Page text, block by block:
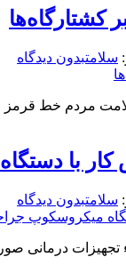
کشتارگاه‌ها
سلامتبدون دیدگاه
مردم خط قرمز
با
سلامتبدون دیدگاه
تجهیزات